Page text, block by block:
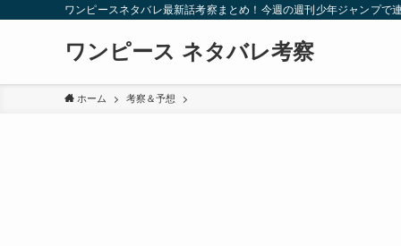
ワンピースネタバレ最新話考察まとめ！今週の週刊少年ジャンプで
ワンピース ネタバレ考察
ホーム 考察＆予想